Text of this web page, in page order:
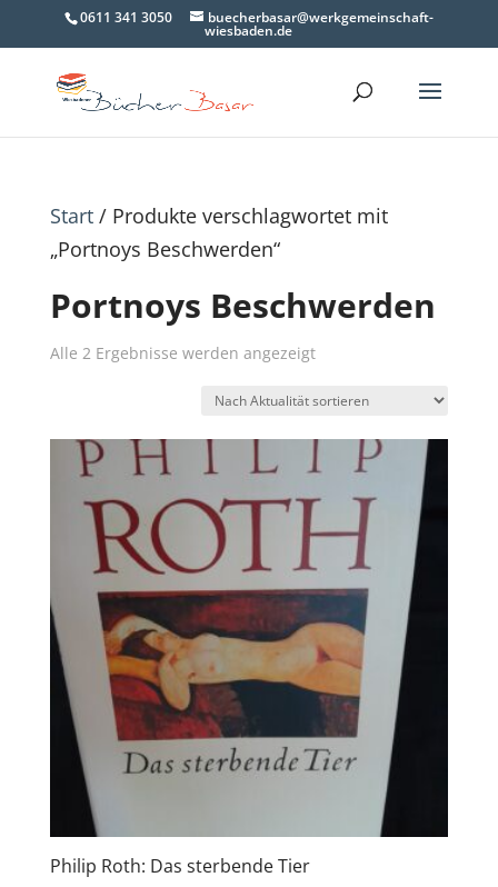
0611 341 3050 buecherbasar@werkgemeinschaft-
wiesbaden.de
Start/ Produkte verschlagwortet mit
„Portnoys Beschwerden“
Portnoys Beschwerden
Alle 2 Ergebnisse werden angezeigtNach
Philip Roth: Das sterbende Tier